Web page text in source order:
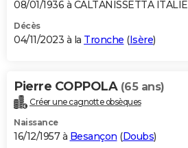
08/01/1936 à CALTANISSETTA ITALIE
Décès
04/11/2023 à la Tronche (Isère)
Pierre COPPOLA (65 ans)
Créer une cagnotte obsèques
Naissance
16/12/1957 à Besançon (Doubs)